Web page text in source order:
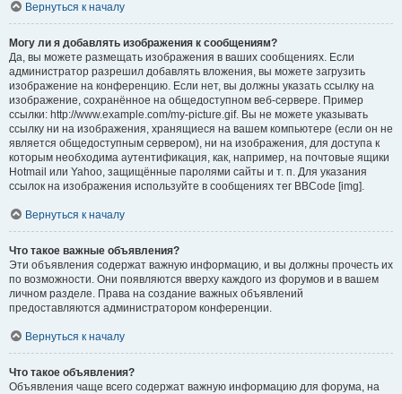
Вернуться к началу
Могу ли я добавлять изображения к сообщениям?
Да, вы можете размещать изображения в ваших сообщениях. Если
администратор разрешил добавлять вложения, вы можете загрузить
изображение на конференцию. Если нет, вы должны указать ссылку на
изображение, сохранённое на общедоступном веб-сервере. Пример
ссылки: http://www.example.com/my-picture.gif. Вы не можете указывать
ссылку ни на изображения, хранящиеся на вашем компьютере (если он не
является общедоступным сервером), ни на изображения, для доступа к
которым необходима аутентификация, как, например, на почтовые ящики
Hotmail или Yahoo, защищённые паролями сайты и т. п. Для указания
ссылок на изображения используйте в сообщениях тег BBCode [img].
Вернуться к началу
Что такое важные объявления?
Эти объявления содержат важную информацию, и вы должны прочесть их
по возможности. Они появляются вверху каждого из форумов и в вашем
личном разделе. Права на создание важных объявлений
предоставляются администратором конференции.
Вернуться к началу
Что такое объявления?
Объявления чаще всего содержат важную информацию для форума, на